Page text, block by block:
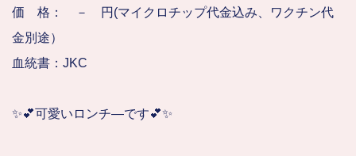
価 格： － 円(マイクロチップ代金込み、ワクチン代
金別途）
血統書：JKC
✨💕可愛いロンチ―です💕✨